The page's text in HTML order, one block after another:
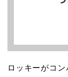
ロッキーがコ